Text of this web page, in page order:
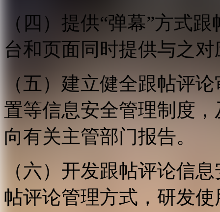
（四）提供“弹幕”方式
台和页面同时提供与之
（五）建立健全跟帖评
置等信息安全管理制度
向有关主管部门报告。
（六）开发跟帖评论信
帖评论管理方式，研发